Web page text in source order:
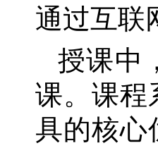
通过互联
授课中
课。课程
具的核心